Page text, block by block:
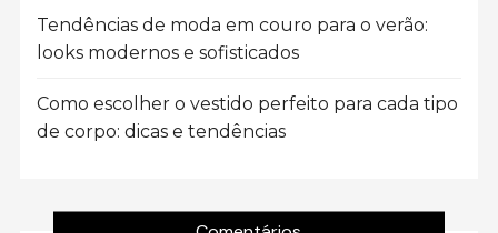
Tendências de moda em couro para o verão:
looks modernos e sofisticados
Como escolher o vestido perfeito para cada tipo
de corpo: dicas e tendências